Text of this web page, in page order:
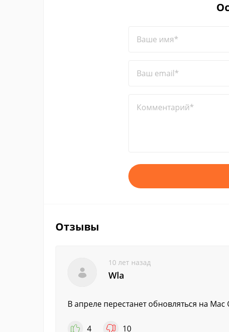
Ваше имя*
Ваш email*
Комментарий*
Отзывы
10 лет назад
Wla
В апреле перестанет обновляться на Мас
4 10